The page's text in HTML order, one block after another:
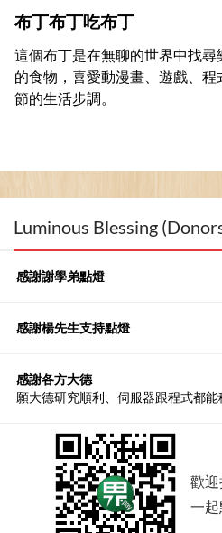
布丁布丁吃布丁
這個布丁是在無聊的世界中找尋
的食物，喜愛動漫畫、遊戲、程
節的生活步調。
Luminous Blessing
感謝謝學弟點燈
感謝楊先生支持點燈
感謝各方大德
願大德研究順利、伺服器跟程式都能
歡迎
一起